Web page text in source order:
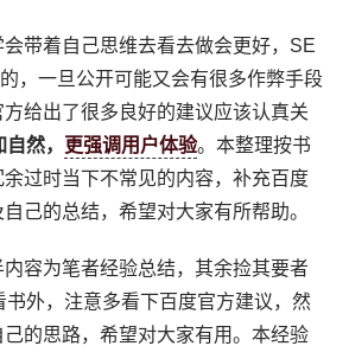
带着自己思维去看去做会更好，SE
，一旦公开可能又会有很多作弊手段
给出了很多良好的建议应该认真关
然， 更强调用户体验。本整理按书
过时当下不常见的内容，补充百度
己的总结，希望对大家有所帮助。
容为笔者经验总结，其余捡其要者
书外，注意多看下百度官方建议，然
的思路，希望对大家有用。本经验